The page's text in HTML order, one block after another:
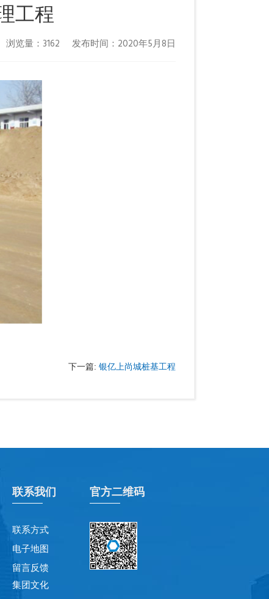
工程
浏览量：3162 发布时间：2020年5月8日
下一篇: 银亿上尚城桩基工程
联系我们
联系方式
电子地图
留言反馈
集团文化
官方二维码